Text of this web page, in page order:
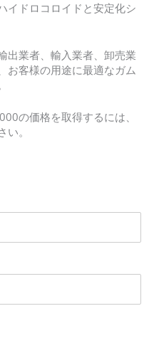
イドロコロイドと安定化シ
出業者、輸入業者、卸売業
お客様の用途に最適なガム
の価格を取得するには、
。